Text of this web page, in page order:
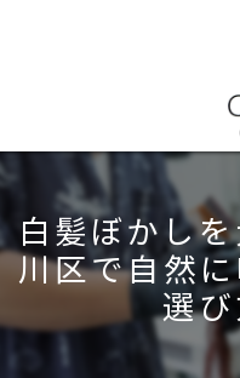
白髪ぼかし
川区で自然
選